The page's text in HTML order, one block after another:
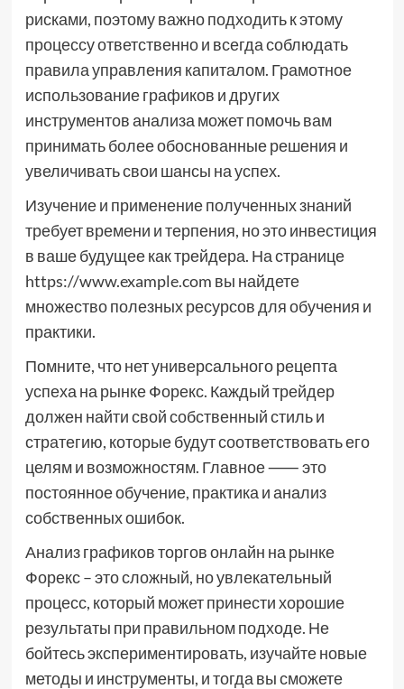
рисками, поэтому важно подходить к этому
процессу ответственно и всегда соблюдать
правила управления капиталом. Грамотное
использование графиков и других
инструментов анализа может помочь вам
принимать более обоснованные решения и
увеличивать свои шансы на успех.
Изучение и применение полученных знаний
требует времени и терпения, но это инвестиция
в ваше будущее как трейдера. На странице
https://www.example.com вы найдете
множество полезных ресурсов для обучения и
практики.
Помните, что нет универсального рецепта
успеха на рынке Форекс. Каждый трейдер
должен найти свой собственный стиль и
стратегию, которые будут соответствовать его
целям и возможностям. Главное ⸺ это
постоянное обучение, практика и анализ
собственных ошибок.
Анализ графиков торгов онлайн на рынке
Форекс – это сложный, но увлекательный
процесс, который может принести хорошие
результаты при правильном подходе. Не
бойтесь экспериментировать, изучайте новые
методы и инструменты, и тогда вы сможете